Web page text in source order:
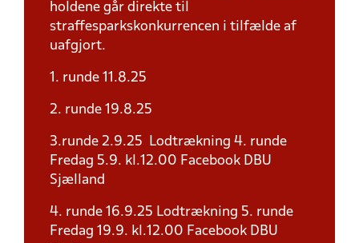
holdene går direkte til
straffesparkskonkurrencen i tilfælde af
uafgjort.
1. runde 11.8.25
2. runde 19.8.25
3.runde 2.9.25 Lodtrækning 4. runde
Fredag 5.9. kl.12.00 Facebook DBU
Sjælland
4. runde 16.9.25 Lodtrækning 5. runde
Fredag 19.9. kl.12.00 Facebook DBU